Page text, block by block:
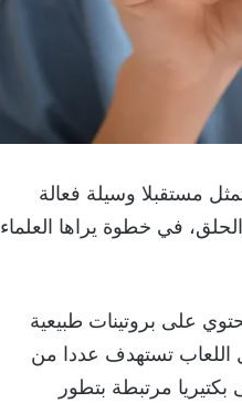
مستقبلا وسيلة فعالة
في خطوة يراها العلماء
على بروتينات طبيعية
اللعاب تستهدف عددا من
مرتبطة بتطور